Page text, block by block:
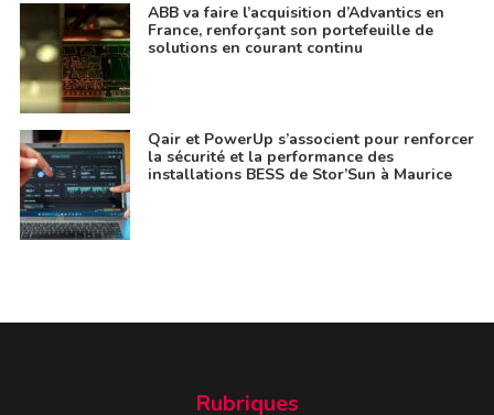
ABB va faire l’acquisition d’Advantics en
France, renforçant son portefeuille de
solutions en courant continu
Qair et PowerUp s’associent pour renforcer
la sécurité et la performance des
installations BESS de Stor’Sun à Maurice
Rubriques